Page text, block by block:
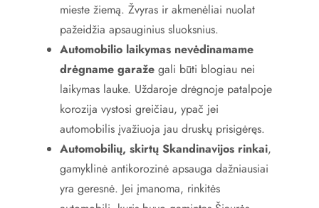
mieste žiemą. Žvyras ir akmenėliai nuolat
pažeidžia apsauginius sluoksnius.
Automobilio laikymas nevėdinamame
drėgname garaže gali būti blogiau nei
laikymas lauke. Uždaroje drėgnoje patalpoje
korozija vystosi greičiau, ypač jei
automobilis įvažiuoja jau druskų prisigėręs.
Automobilių, skirtų Skandinavijos rinkai,
gamyklinė antikorozinė apsauga dažniausiai
yra geresnė. Jei įmanoma, rinkitės